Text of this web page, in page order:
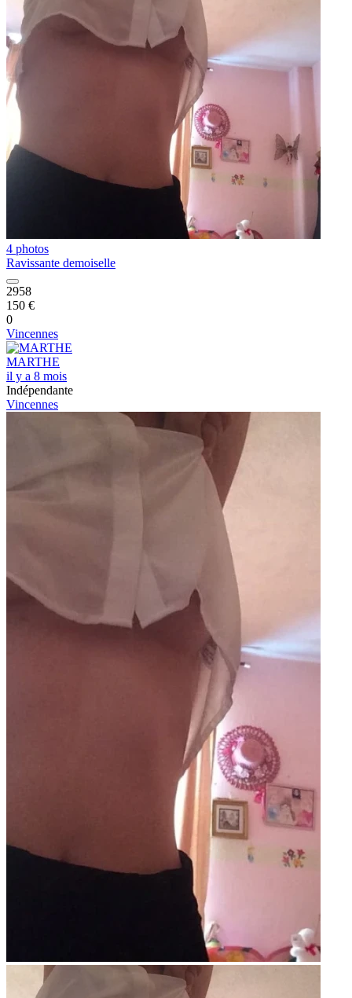
4 photos
Ravissante demoiselle
2958
150 €
0
Vincennes
MARTHE
il y a 8 mois
Indépendante
Vincennes